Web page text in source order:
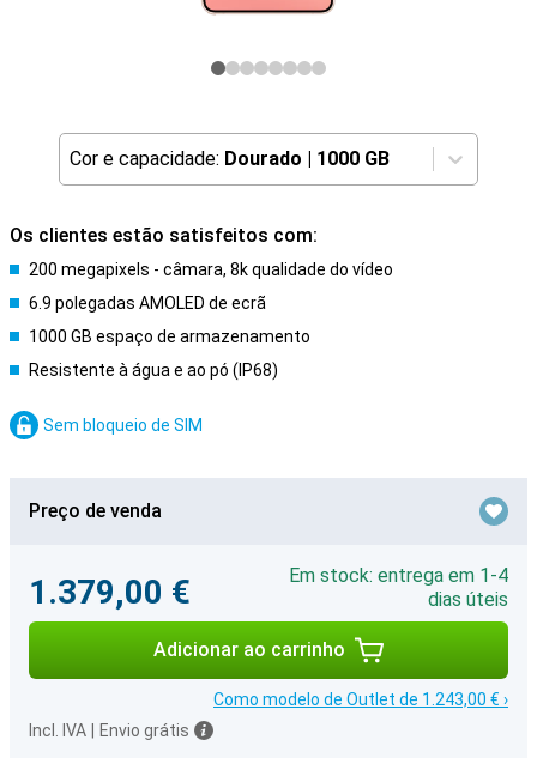
Cor e capacidade: Dourado | 1000 GB
Os clientes estão satisfeitos com:
200 megapixels - câmara, 8k qualidade do vídeo
6.9 polegadas AMOLED de ecrã
1000 GB espaço de armazenamento
Resistente à água e ao pó (IP68)
Sem bloqueio de SIM
Preço de venda
1.379,00 €
Em stock: entrega em 1-4
dias úteis
Adicionar ao carrinho
Como modelo de Outlet de 1.243,00 € ›
Incl. IVA
Envio grátis